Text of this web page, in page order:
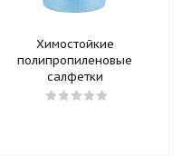
Химостойкие
полипропиленовые
салфетки